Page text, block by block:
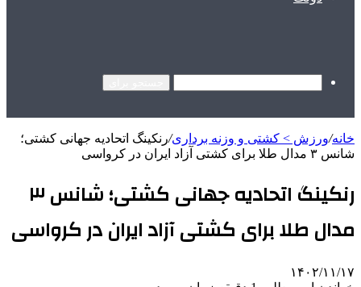
خانه/ورزش > کشتی و وزنه برداری/رنکینگ اتحادیه جهانی کشتی؛
شانس ۳ مدال طلا برای کشتی آزاد ایران در کرواسی
رنکینگ اتحادیه جهانی کشتی؛ شانس ۳
مدال طلا برای کشتی آزاد ایران در کرواسی
۱۴۰۲/۱۱/۱۷